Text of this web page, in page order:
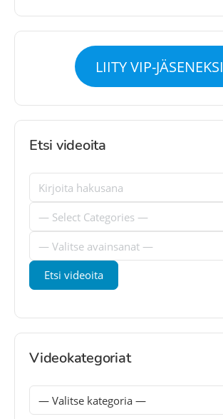
LIITY VIP-JÄSENEKSI
Etsi videoita
Videokategoriat